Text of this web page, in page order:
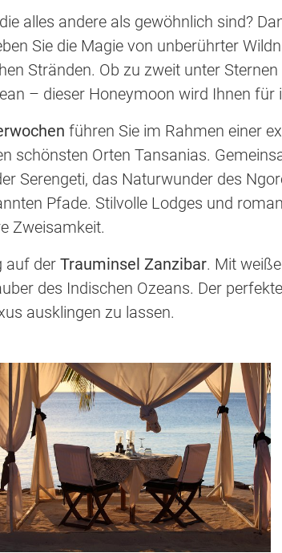
alles andere als gewöhnlich sind?
Sie die Magie von unberührter
Stränden. Ob zu zweit unter
– dieser Honeymoon wird Ihnen für
führen Sie im Rahmen einer
schönsten Orten Tansanias.
Serengeti, das Naturwunder des
Pfade. Stilvolle Lodges und
Zweisamkeit.
auf der Trauminsel Zanzibar. Mit
des Indischen Ozeans. Der
ausklingen zu lassen.